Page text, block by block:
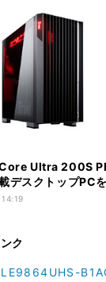
Ultra 200S
デスクトップPC
ク